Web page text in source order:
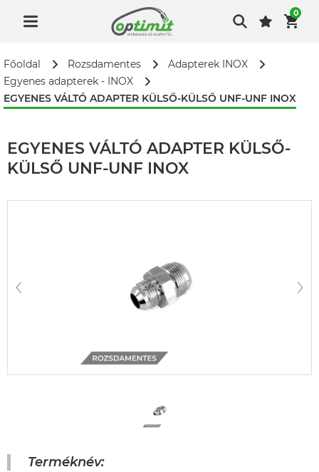
0
Főoldal Rozsdamentes
Adapterek INOX
Egyenes adapterek - INOX
EGYENES VÁLTÓ ADAPTER KÜLSŐ-KÜLSŐ UNF-UNF INOX
EGYENES VÁLTÓ ADAPTER KÜLSŐ-
KÜLSŐ UNF-UNF INOX
Terméknév: